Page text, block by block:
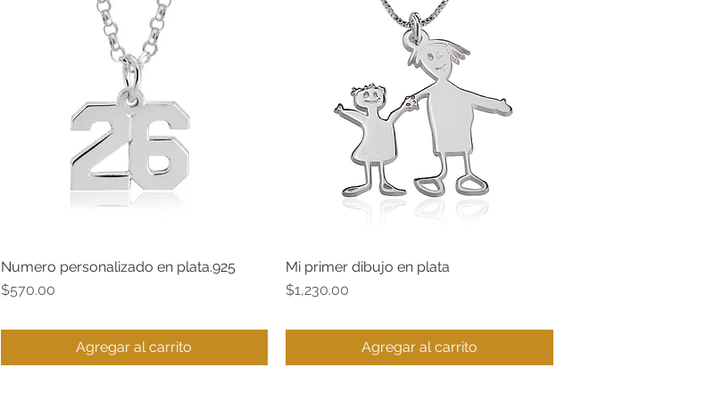
Vista rápida
Numero personalizado en plata.925
Precio
$570.00
Agregar al carrito
Vista rápida
Mi primer dibujo en plata
Precio
$1,230.00
Agregar al carrito